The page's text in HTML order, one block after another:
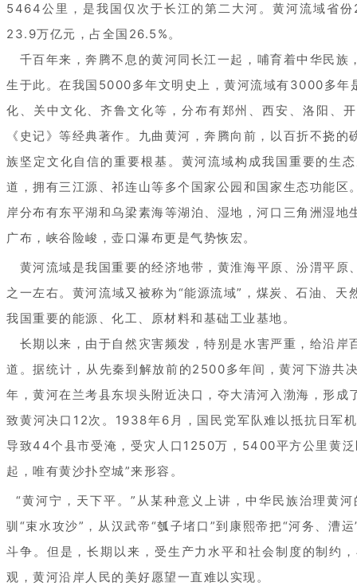
5464公里，是我国仅次于长江的第二大河。黄河流域省
23.9万亿元，占全国26.5%。
千百年来，奔腾不息的黄河同长江一起，哺育着中华民族
生于此。在我国5000多年文明史上，黄河流域有3000多年
化、关中文化、齐鲁文化等，分布有郑州、西安、洛阳、
《史记》等经典著作。九曲黄河，奔腾向前，以百折不挠
族坚定文化自信的重要根基。黄河流域构成我国重要的生
道，拥有三江源、祁连山等多个国家公园和国家生态功能
岸分布有东平湖和乌梁素海等湖泊、湿地，河口三角洲湿
广布，峡谷险峻，壶口瀑布更是气势恢宏。
黄河流域是我国重要的经济地带，黄淮海平原、汾渭平原
之一左右。黄河流域又被称为“能源流域”，煤炭、石油、
我国重要的能源、化工、原材料和基础工业基地。
长期以来，由于自然灾害频发，特别是水害严重，给沿岸
道。据统计，从先秦到解放前的2500多年间，黄河下游
年，黄河在兰考县东坝头附近决口，夺大清河入渤海，形
致黄河决口12次。1938年6月，国民党军队难以抵抗日军
导致44个县市受淹，受灾人口1250万，5400平方公里黄
起，唯有黄沙扑空城”来形容。
“黄河宁，天下平。”从某种意义上讲，中华民族治理黄
驯“束水攻沙”，从汉武帝“瓠子堵口”到康熙帝把“河务、漕
斗争。但是，长期以来，受生产力水平和社会制度的制约
观，黄河沿岸人民的美好愿望一直难以实现。